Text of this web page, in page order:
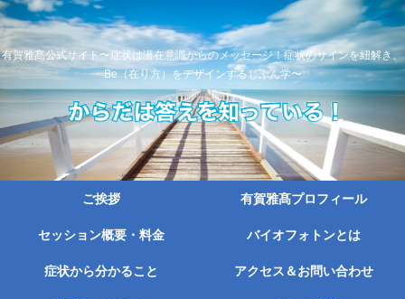
有賀雅髙公式サイト〜症状は潜在意識からのメッセージ！症状のサインを紐解き、
Be（在り方）をデザインするじぶん学〜
ご挨拶 有賀雅髙プロフィール
セッション概要・料金 バイオフォトンとは
症状から分かること アクセス＆お問い合わせ